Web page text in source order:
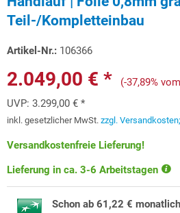
Teil-/Kompletteinbau
Artikel-Nr.: 106366
2.049,00 € *
(-37,89%
UVP: 3.299,00 € *
inkl. gesetzlicher MwSt. zzgl.
Versandkostenfreie Lieferung!
Lieferung in ca. 3-6 Arbeitstagen
Schon ab 61,22 € monatlich